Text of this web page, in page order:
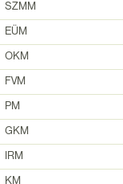
SZMM
EÜM
OKM
FVM
PM
GKM
IRM
KM